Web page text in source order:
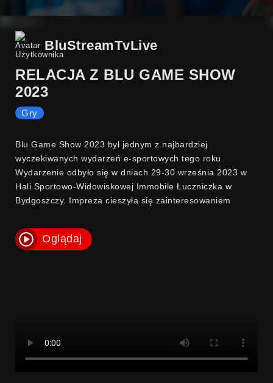
BluStreamTvLive
RELACJA Z BLU GAME SHOW
2023
Gry
Blu Game Show 2023 był jednym z najbardziej
wyczekiwanych wydarzeń e-sportowych tego roku.
Wydarzenie odbyło się w dniach 29-30 września 2023 w
Hali Sportowo-Widowiskowej Immobile Łuczniczka w
Bydgoszczy. Impreza cieszyła się zainteresowaniem
technologii. Wydarzenie uzyskało wsparcie od ważnych
instytucji, takich jak Ministerstwo Sportu i Turystyki,
Oglądaj